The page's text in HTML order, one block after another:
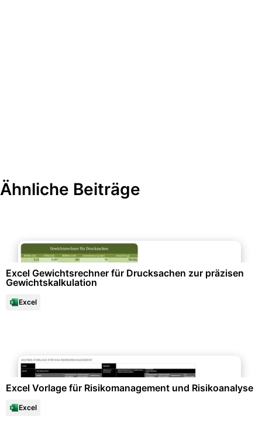
Ähnliche Beiträge
Excel Gewichtsrechner für Drucksachen zur präzisen
Gewichtskalkulation
Excel
Excel Vorlage für Risikomanagement und Risikoanalyse
Excel